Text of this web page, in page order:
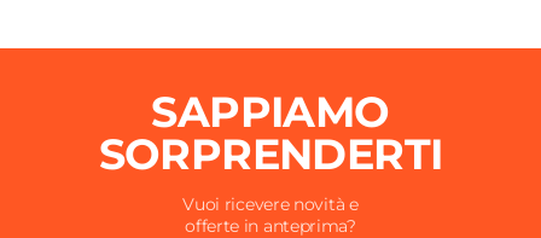
SAPPIAMO
SORPRENDERTI
Vuoi ricevere novità e
offerte in anteprima?